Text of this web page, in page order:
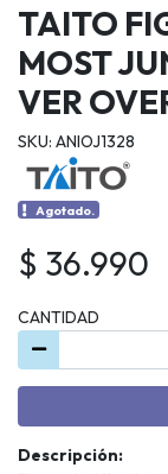
TAITO
MOST
VER
SKU: ANIOJ1328
Agotado.
$ 36.990
CANTIDAD
Descripción: